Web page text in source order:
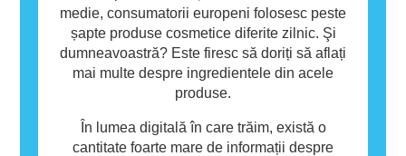
medie, consumatorii europeni folosesc peste
șapte produse cosmetice diferite zilnic. Şi
dumneavoastră? Este firesc să doriți să aflați
mai multe despre ingredientele din acele
produse.
În lumea digitală în care trăim, există o
cantitate foarte mare de informații despre